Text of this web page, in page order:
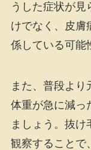
うした症状が
けでなく、皮膚
係している可能
また、普段より
体重が急に減っ
ましょう。抜
観察することで